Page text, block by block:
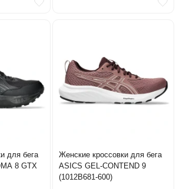
для бега
8 GTX
Женские кроссовки для бега
ASICS GEL-CONTEND 9
(1012B681-600)